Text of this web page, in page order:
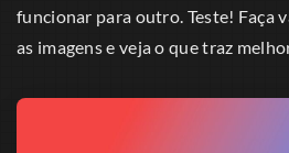
funcionar para outro. Teste! Faça
as imagens e veja o que traz